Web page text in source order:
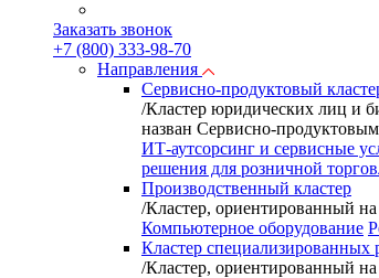
Заказать звонок
+7 (800) 333-98-70
Направления
Сервисно-продуктовый
/Кластер юридических лиц и
назван Сервисно-
ИТ-аутсорсинг и сервисные
решения для розничной
Производственный кластер
/Кластер, ориентированный
Компьютерное оборудование
Кластер специализированных
/Кластер, ориентированный